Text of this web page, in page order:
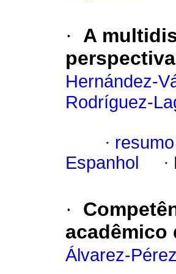
·
A
Hernández-
Rodríguez-
·
Espanhol
·
·
Álvarez-